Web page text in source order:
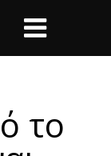
το